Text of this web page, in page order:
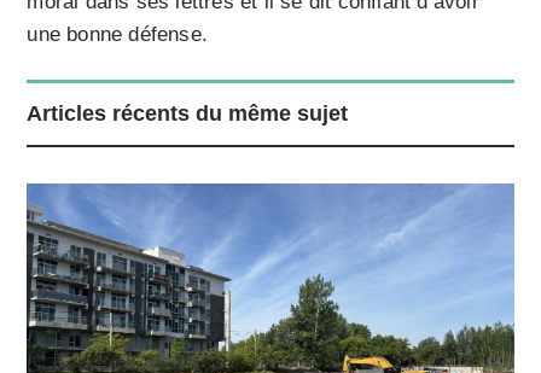
une bonne défense.
Articles récents du même sujet